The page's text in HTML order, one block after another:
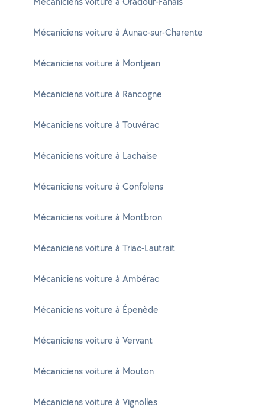
Mécaniciens voiture à Aunac-sur-Charente
Mécaniciens voiture à Montjean
Mécaniciens voiture à Rancogne
Mécaniciens voiture à Touvérac
Mécaniciens voiture à Lachaise
Mécaniciens voiture à Confolens
Mécaniciens voiture à Montbron
Mécaniciens voiture à Triac-Lautrait
Mécaniciens voiture à Ambérac
Mécaniciens voiture à Épenède
Mécaniciens voiture à Vervant
Mécaniciens voiture à Mouton
Mécaniciens voiture à Vignolles